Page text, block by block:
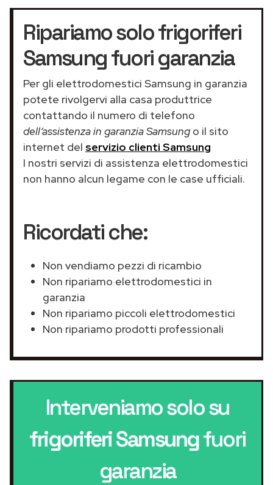
Ripariamo solo frigoriferi
Samsung fuori garanzia
Per gli elettrodomestici Samsung in garanzia
potete rivolgervi alla casa produttrice
contattando il numero di telefono
dell’assistenza in garanzia Samsung o il sito
internet del servizio clienti Samsung
I nostri servizi di assistenza elettrodomestici
non hanno alcun legame con le case ufficiali.
Ricordati che:
Non vendiamo pezzi di ricambio
Non ripariamo elettrodomestici in
garanzia
Non ripariamo piccoli elettrodomestici
Non ripariamo prodotti professionali
Interveniamo solo su
frigoriferi Samsungfuori
garanzia